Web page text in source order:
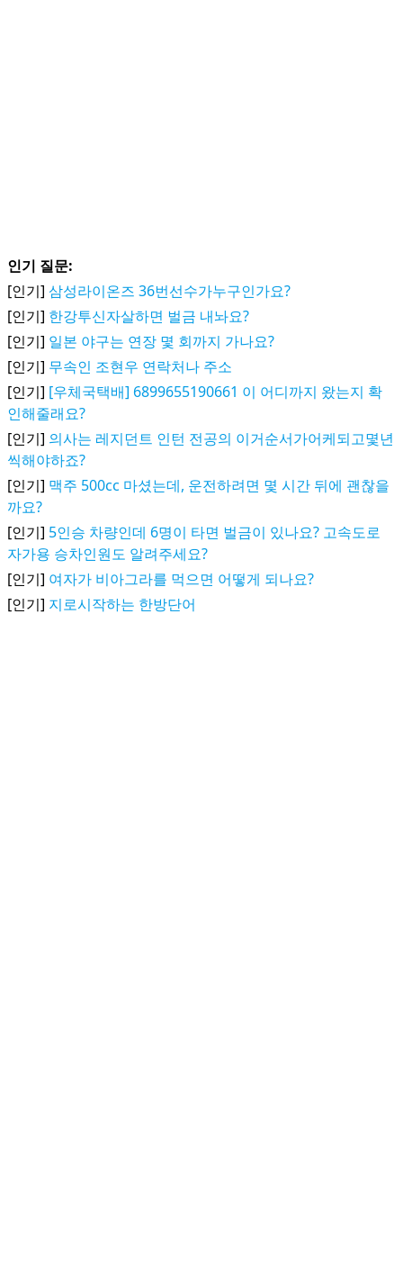
인기 질문:
[인기] 삼성라이온즈 36번선수가누구인가요?
[인기] 한강투신자살하면 벌금 내놔요?
[인기] 일본 야구는 연장 몇 회까지 가나요?
[인기] 무속인 조현우 연락처나 주소
[인기] [우체국택배] 6899655190661 이 어디까지 왔는지 확
인해줄래요?
[인기] 의사는 레지던트 인턴 전공의 이거순서가어케되고몇년
씩해야하죠?
[인기] 맥주 500cc 마셨는데, 운전하려면 몇 시간 뒤에 괜찮을
까요?
[인기] 5인승 차량인데 6명이 타면 벌금이 있나요? 고속도로
자가용 승차인원도 알려주세요?
[인기] 여자가 비아그라를 먹으면 어떻게 되나요?
[인기] 지로시작하는 한방단어